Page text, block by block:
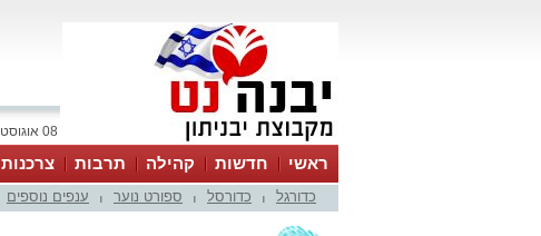
08 אוגוסט 2026 / 14:34
ראשי חדשות קהילה תרבות צרכנות
כדורגל כדורסל ספורט נוער ענפים נוספים